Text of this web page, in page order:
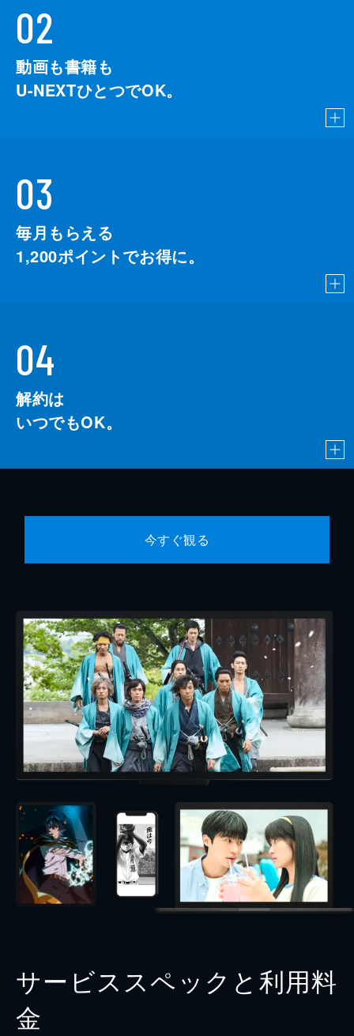
02
動画も書籍も
U-NEXTひとつでOK。
03
毎月もらえる
1,200ポイントでお得に。
04
解約は
いつでもOK。
今すぐ観る
サービススペックと利用料
金